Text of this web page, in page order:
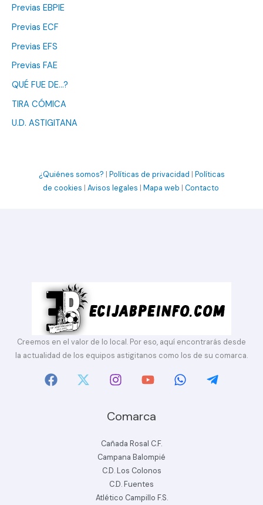
Previas EBPIE
Previas ECF
Previas EFS
Previas FAE
QUÉ FUE DE…?
TIRA CÓMICA
U.D. ASTIGITANA
¿Quiénes somos? | Políticas de privacidad | Políticas
de cookies | Avisos legales | Mapa web | Contacto
Creemos en el valor de lo local. Por eso, aquí encontrarás desde
la actualidad de los equipos astigitanos como los de su comarca.
Comarca
Cañada Rosal C.F.
Campana Balompié
C.D. Los Colonos
C.D. Fuentes
Atlético Campillo F.S.